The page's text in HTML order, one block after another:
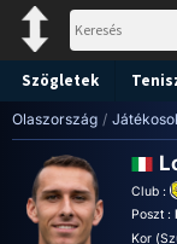
Szögletek
Olaszország /
Club :
Poszt :
Kor